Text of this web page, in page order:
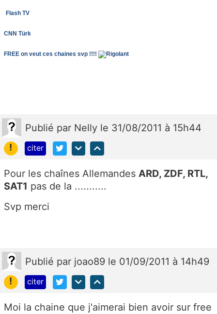
Flash TV
CNN Türk
FREE on veut ces chaines svp !!!!
Publié par Nelly le 31/08/2011 à 15h44
!
citer
Pour les chaînes Allemandes ARD, ZDF, RTL,
SAT1 pas de la ...........
Svp merci
Publié par joao89 le 01/09/2011 à 14h49
!
citer
Moi la chaine que j'aimerai bien avoir sur free